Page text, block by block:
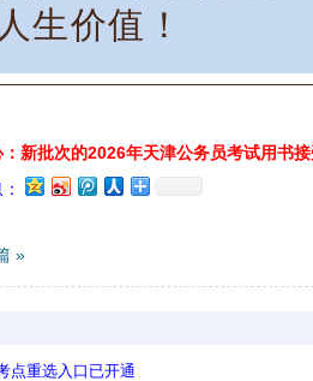
生价值！
新批次的2026年天津公务员考试用书
»
点重选入口已开通